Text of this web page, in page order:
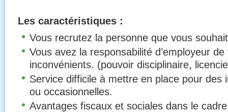
Les caractéristiques :
Vous recrutez la personne que vous
Vous avez la responsabilité d’employeur
inconvénients. (pouvoir disciplinaire,
Service difficile à mettre en place pour des
ou occasionnelles.
Avantages fiscaux et sociales dans le